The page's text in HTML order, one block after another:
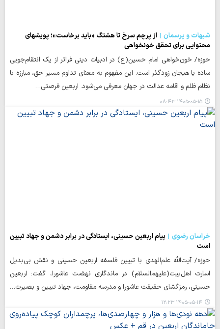
شبهات و پرسمان
از پرچم سرخ تا هشتگ «باید برخاست»؛ پویشهای
محتوایی برای تحقق خونخواهی
حوزه/ خون‌خواهی امام حسین(ع) در ادبیات دینی فراتر از یک انتقام‌جویی
ساده یا هیجان زودگذر است. این مفهوم به معنای تداوم مسیر حق، مبارزه با
نظام ظلم و اقامه عدالت در جهان معرفی می‌شود. اربعین فرصتی…
۱۴۰۵-۰۵-۱۵ ۰۸:۴۳
خراسان رضوی
پیام اربعین حسینی، ایستادگی در برابر دشمن و جهاد تبیین
است
حوزه/ آیت‌الله علم‌الهدی با تبیین فلسفه اربعین حسینی و نقش بی‌بدیل
اسارت اهل‌بیت(علیهم‌السلام) در ماندگاری نهضت عاشورا، گفت: اربعین
حسینی، رمزگشای حقیقت عاشورا و مدرسه مقاومت، جهاد تبیین و بصیرت…
۱۴۰۵-۰۵-۱۴ ۱۲:۲۳